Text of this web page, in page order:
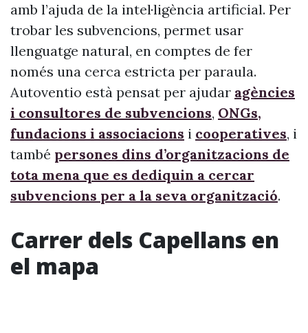
amb l’ajuda de la intel·ligència artificial. Per
trobar les subvencions, permet usar
llenguatge natural, en comptes de fer
només una cerca estricta per paraula.
Autoventio està pensat per ajudar agències
i consultores de subvencions, ONGs,
fundacions i associacions i cooperatives, i
també persones dins d’organitzacions de
tota mena que es dediquin a cercar
subvencions per a la seva organització.
Carrer dels Capellans en
el mapa